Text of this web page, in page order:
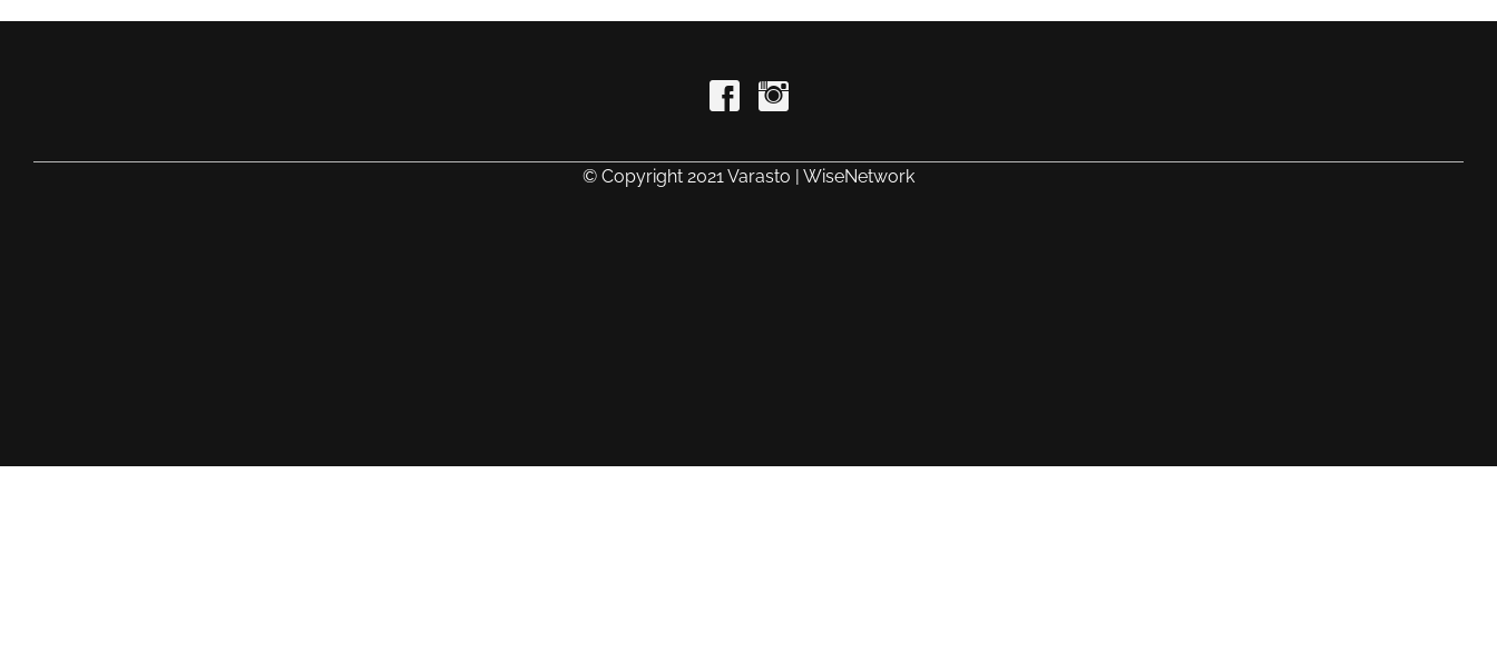
© Copyright 2021 Varasto | WiseNetwork